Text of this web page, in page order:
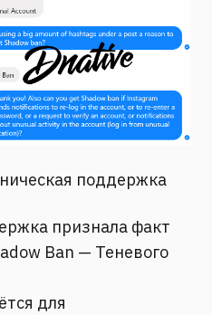
поддержка
признала факт
Ban — Теневого
для